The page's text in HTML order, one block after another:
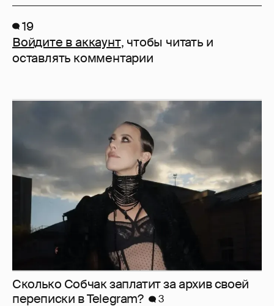
19
Войдите в аккаунт, чтобы читать и
оставлять комментарии
Сколько Собчак заплатит за архив своей
перeписки в Telegram?
3